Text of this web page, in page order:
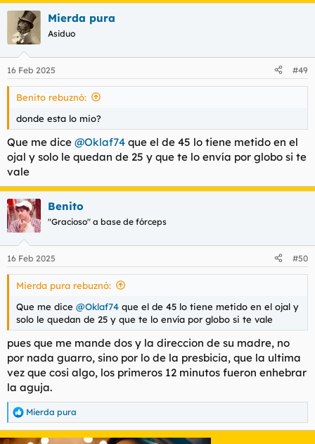
Mierda pura
Asiduo
16 Feb 2025 #49
Benito rebuznó:
donde esta lo mio?
Que me dice @Oklaf74 que el de 45 lo tiene metido en el
ojal y solo le quedan de 25 y que te lo envía por globo si te
vale
Benito
"Gracioso" a base de fórceps
16 Feb 2025 #50
Mierda pura rebuznó:
Que me dice @Oklaf74 que el de 45 lo tiene metido en el ojal y
solo le quedan de 25 y que te lo envía por globo si te vale
pues que me mande dos y la direccion de su madre, no
por nada guarro, sino por lo de la presbicia, que la ultima
vez que cosi algo, los primeros 12 minutos fueron enhebrar
la aguja.
R
e
a
Mierda pura